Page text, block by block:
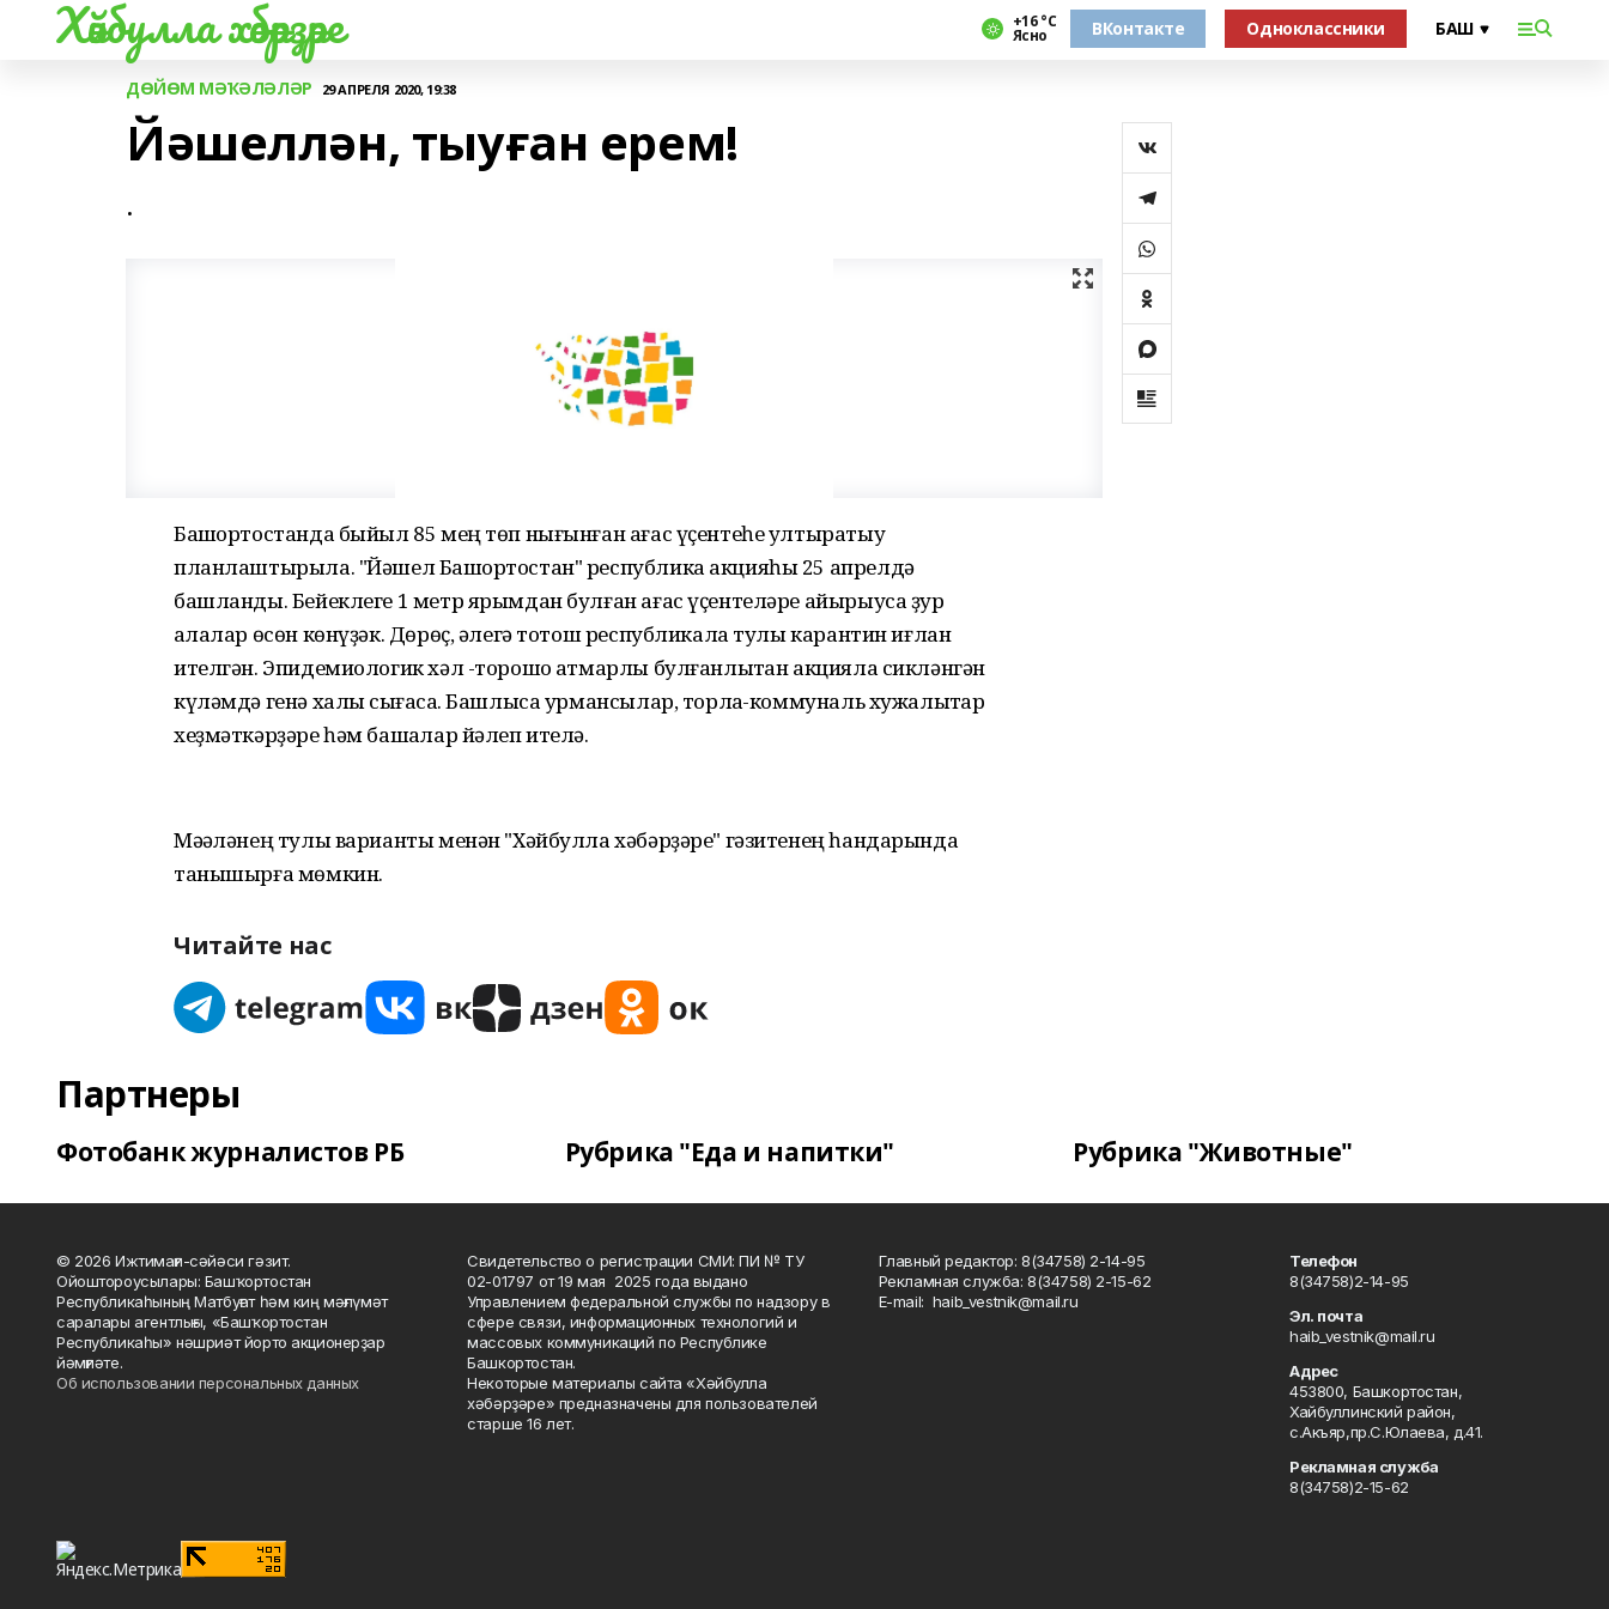
Хәйбулла хәбәрҙәре +16 °С
Ясно ВКонтакте Одноклассники
ДӨЙӨМ МӘҠӘЛӘЛӘР 29 АПРЕЛЯ 2020, 19:38
Йәшеллән, тыуған ерем!
.
Башҡортостанда быйыл 85 мең төп нығынған ағас үҫентеһе ултыратыу
планлаштырыла. "Йәшел Башҡортостан" республика акцияһы 25 апрелдә
башланды. Бейеклеге 1 метр ярымдан булған ағас үҫентеләре айырыуса ҙур
ҡалалар өсөн көнүҙәк. Дөрөҫ, әлегә тотош республикала тулы карантин иғлан
ителгән. Эпидемиологик хәл -торошо ҡатмарлы булғанлыҡтан акцияла сикләнгән
күләмдә генә халыҡ сығасаҡ. Башлыса урмансылар, торлаҡ-коммуналь хужалыҡтар
хеҙмәткәрҙәре һәм башҡалар йәлеп ителә.
Мәҡәләнең тулы варианты менән "Хәйбулла хәбәрҙәре" гәзитенең һандарында
танышырға мөмкин.
Читайте нас
Партнеры
Фотобанк журналистов РБ Рубрика "Еда и напитки" Рубрика "Животные"
© 2026 Ижтимағи-сәйәси гәзит.
Ойоштороусылары: Башҡортостан
Республикаһының Матбуғат һәм киң мәғлүмәт
саралары агентлығы, «Башҡортостан
Республикаһы» нәшриәт йорто акционерҙар
йәмғиәте.
Об использовании персональных данных
Свидетельство о регистрации СМИ: ПИ № ТУ
02-01797 от 19 мая 2025 года выдано
Управлением федеральной службы по надзору в
сфере связи, информационных технологий и
массовых коммуникаций по Республике
Башкортостан.
Некоторые материалы сайта «Хәйбулла
хәбәрҙәре» предназначены для пользователей
старше 16 лет.
Главный редактор: 8(34758) 2-14-95
Рекламная служба: 8(34758) 2-15-62
Е-mаil: haib_vestnik@mail.ru
Телефон
8(34758)2-14-95
Эл. почта
haib_vestnik@mail.ru
Адрес
453800, Башкортостан,
Хайбуллинский район,
с.Акъяр,пр.С.Юлаева, д.41.
Рекламная служба
8(34758)2-15-62